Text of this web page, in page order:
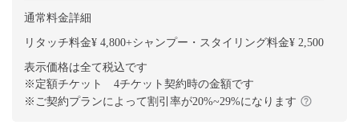
通常料金詳細
リタッチ料金¥ 4,800+シャンプー・スタイリング料金¥ 2,500
表示価格は全て税込です
※定額チケット 4チケット契約時の金額です
※ご契約プランによって割引率が20%~29%になります